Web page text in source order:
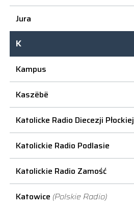
Jura
K
Kampus
Kaszëbë
Katolicke Radio Diecezji Płockiej
Katolickie Radio Podlasie
Katolickie Radio Zamość
Katowice (Polskie Radio)